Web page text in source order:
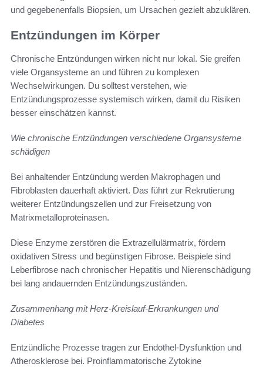
und gegebenenfalls Biopsien, um Ursachen gezielt abzuklären.
Entzündungen im Körper
Chronische Entzündungen wirken nicht nur lokal. Sie greifen
viele Organsysteme an und führen zu komplexen
Wechselwirkungen. Du solltest verstehen, wie
Entzündungsprozesse systemisch wirken, damit du Risiken
besser einschätzen kannst.
Wie chronische Entzündungen verschiedene Organsysteme
schädigen
Bei anhaltender Entzündung werden Makrophagen und
Fibroblasten dauerhaft aktiviert. Das führt zur Rekrutierung
weiterer Entzündungszellen und zur Freisetzung von
Matrixmetalloproteinasen.
Diese Enzyme zerstören die Extrazellulärmatrix, fördern
oxidativen Stress und begünstigen Fibrose. Beispiele sind
Leberfibrose nach chronischer Hepatitis und Nierenschädigung
bei lang andauernden Entzündungszuständen.
Zusammenhang mit Herz-Kreislauf-Erkrankungen und
Diabetes
Entzündliche Prozesse tragen zur Endothel-Dysfunktion und
Atherosklerose bei. Proinflammatorische Zytokine